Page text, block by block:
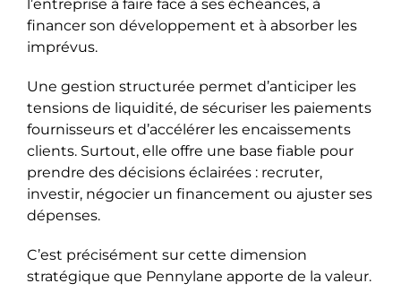
l’entreprise à faire face à ses échéances, à
financer son développement et à absorber les
imprévus.
Une gestion structurée permet d’anticiper les
tensions de liquidité, de sécuriser les paiements
fournisseurs et d’accélérer les encaissements
clients. Surtout, elle offre une base fiable pour
prendre des décisions éclairées : recruter,
investir, négocier un financement ou ajuster ses
dépenses.
C’est précisément sur cette dimension
stratégique que Pennylane apporte de la valeur.